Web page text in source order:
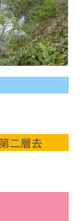
二層去